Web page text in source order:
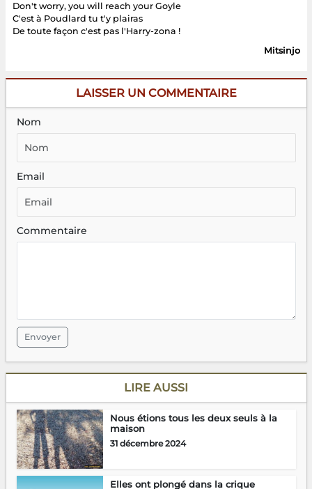
Don't worry, you will reach your Goyle
C'est à Poudlard tu t'y plairas
De toute façon c'est pas l'Harry-zona !
Mitsinjo
LAISSER UN COMMENTAIRE
Nom
Email
Commentaire
Envoyer
LIRE AUSSI
Nous étions tous les deux seuls à la
maison
31 décembre 2024
Elles ont plongé dans la crique